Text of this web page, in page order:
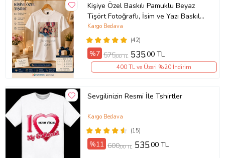
Kişiye Özel Baskılı Pamuklu Beyaz
Tişört Fotoğraflı, İsim ve Yazı Baskılı
Unisex Bisiklet Yaka
(42)
Kargo Bedava
%7 575,00 TL 535,00 TL
400 TL ve Üzeri %20 İndirim
Sevgilinizin Resmi İle Tshirtler
(15)
Kargo Bedava
%11 600,00 TL 535,00 TL